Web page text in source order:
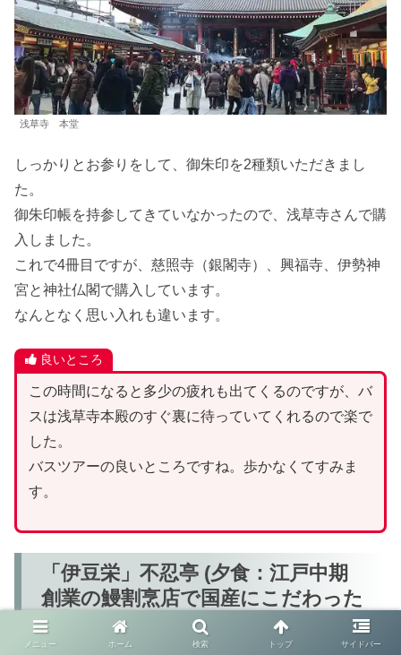
浅草寺 本堂
しっかりとお参りをして、御朱印を2種類いただきまし
た。
御朱印帳を持参してきていなかったので、浅草寺さんで購
入しました。
これで4冊目ですが、慈照寺（銀閣寺）、興福寺、伊勢神
宮と神社仏閣で購入しています。
なんとなく思い入れも違います。
良いところ
この時間になると多少の疲れも出てくるのですが、バ
スは浅草寺本殿のすぐ裏に待っていてくれるので楽で
した。
バスツアーの良いところですね。歩かなくてすみま
す。
「伊豆栄」不忍亭 (夕食：江戸中期
創業の鰻割烹店で国産にこだわった
うな重／40分)
メニュー ホーム 検索 トップ サイドバー